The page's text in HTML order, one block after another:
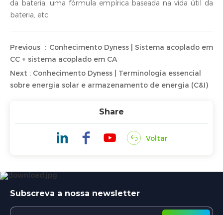
da bateria, uma fórmula empírica baseada na vida útil da
bateria, etc.
Previous ：Conhecimento Dyness | Sistema acoplado em
CC + sistema acoplado em CA
Next : Conhecimento Dyness | Terminologia essencial
sobre energia solar e armazenamento de energia (C&I)
Share
Voltar
Subscreva a nossa newsletter